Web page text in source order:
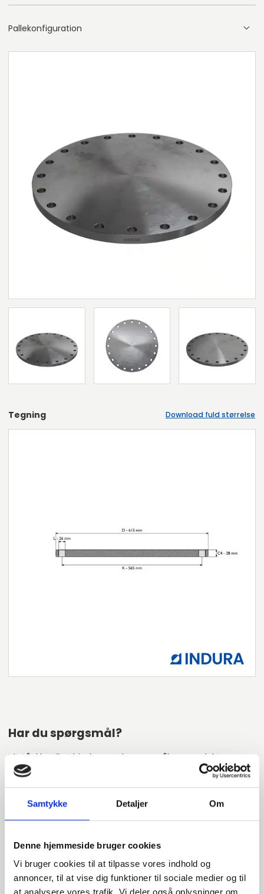
Samtykke Detaljer Om
Denne hjemmeside bruger cookies
Vi bruger cookies til at tilpasse vores indhold og
annoncer, til at vise dig funktioner til sociale medier og til
Pallekonfiguration
Tegning Download fuld størrelse
Har du spørgsmål?
Vi står klar til at hjælpe med spørgsmål om produkter,
service eller andet. Kontakt os for professionel rådgivning
+45 97 13 32 44
salg@indura.com